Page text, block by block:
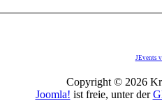
JEvents
Copyright © 2026
Joomla! ist freie, unter der